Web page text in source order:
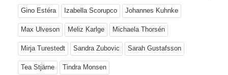
Gino Estéra Izabella Scorupco Johannes Kuhnke
Max Ulveson Meliz Karlge Michaela Thorsén
Mirja Turestedt Sandra Zubovic Sarah Gustafsson
Tea Stjärne Tindra Monsen